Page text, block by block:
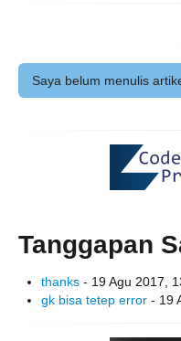
Saya belum menulis
Tanggapan
thanks - 19 Agu 2017,
gk bisa tetep error - 19